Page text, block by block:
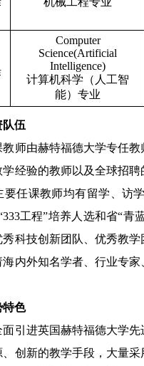
Computer
Science(Artificial
Intelligence)
计算机科学（人工智
能）专业
队伍
教师由赫特福德大学专任
经验的教师以及全球招
要任课教师均有留学、访
333工程”培养人选和省“青
秀科技创新团队、优秀教
内外知名学者、行业专
特色
面引进英国赫特福德大学
、创新的教学手段，大量